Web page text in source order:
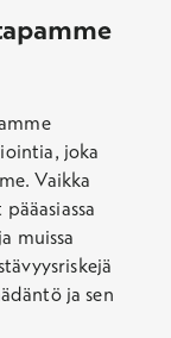
tia, joka
Vaikka
muissa
riskejä
ja sen